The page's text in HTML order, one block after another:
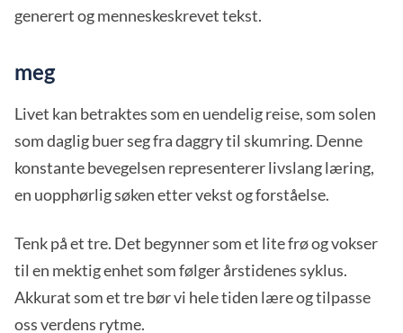
generert og menneskeskrevet tekst.
meg
Livet kan betraktes som en uendelig reise, som solen
som daglig buer seg fra daggry til skumring. Denne
konstante bevegelsen representerer livslang læring,
en uopphørlig søken etter vekst og forståelse.
Tenk på et tre. Det begynner som et lite frø og vokser
til en mektig enhet som følger årstidenes syklus.
Akkurat som et tre bør vi hele tiden lære og tilpasse
oss verdens rytme.